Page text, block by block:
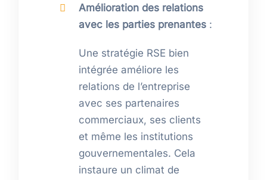
Amélioration des relations
avec les parties prenantes:
Une stratégie RSE bien
intégrée améliore les
relations de l’entreprise
avec ses partenaires
commerciaux, ses clients
et même les institutions
gouvernementales. Cela
instaure un climat de